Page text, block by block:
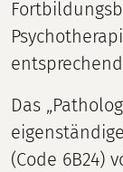
Das
(Code 6B24)